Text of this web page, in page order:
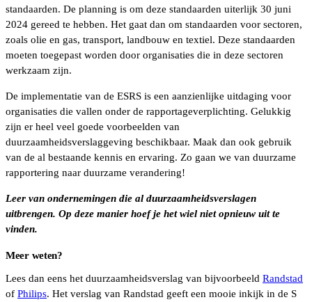
standaarden. De planning is om deze standaarden uiterlijk 30 juni
2024 gereed te hebben. Het gaat dan om standaarden voor sectoren,
zoals olie en gas, transport, landbouw en textiel. Deze standaarden
moeten toegepast worden door organisaties die in deze sectoren
werkzaam zijn.
De implementatie van de ESRS is een aanzienlijke uitdaging voor
organisaties die vallen onder de rapportageverplichting. Gelukkig
zijn er heel veel goede voorbeelden van
duurzaamheidsverslaggeving beschikbaar. Maak dan ook gebruik
van de al bestaande kennis en ervaring. Zo gaan we van duurzame
rapportering naar duurzame verandering!
Leer van ondernemingen die al duurzaamheidsverslagen
uitbrengen. Op deze manier hoef je het wiel niet opnieuw uit te
vinden.
Meer weten?
Lees dan eens het duurzaamheidsverslag van bijvoorbeeld Randstad
of Philips. Het verslag van Randstad geeft een mooie inkijk in de S